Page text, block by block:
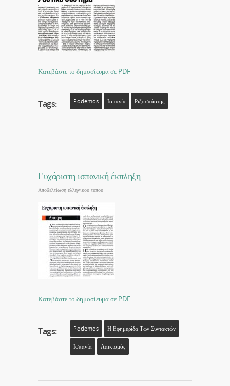
Κατεβάστε το δημοσίευμα σε PDF
Tags: Podemos Ισπανία Ριζοσπάστης
Ευχάριστη ισπανική έκπληξη
Αποδελτίωση ελληνικού τύπου
Κατεβάστε το δημοσίευμα σε PDF
Tags: Podemos Η Εφημερίδα Των Συντακτών
Ισπανία Λαϊκισμός